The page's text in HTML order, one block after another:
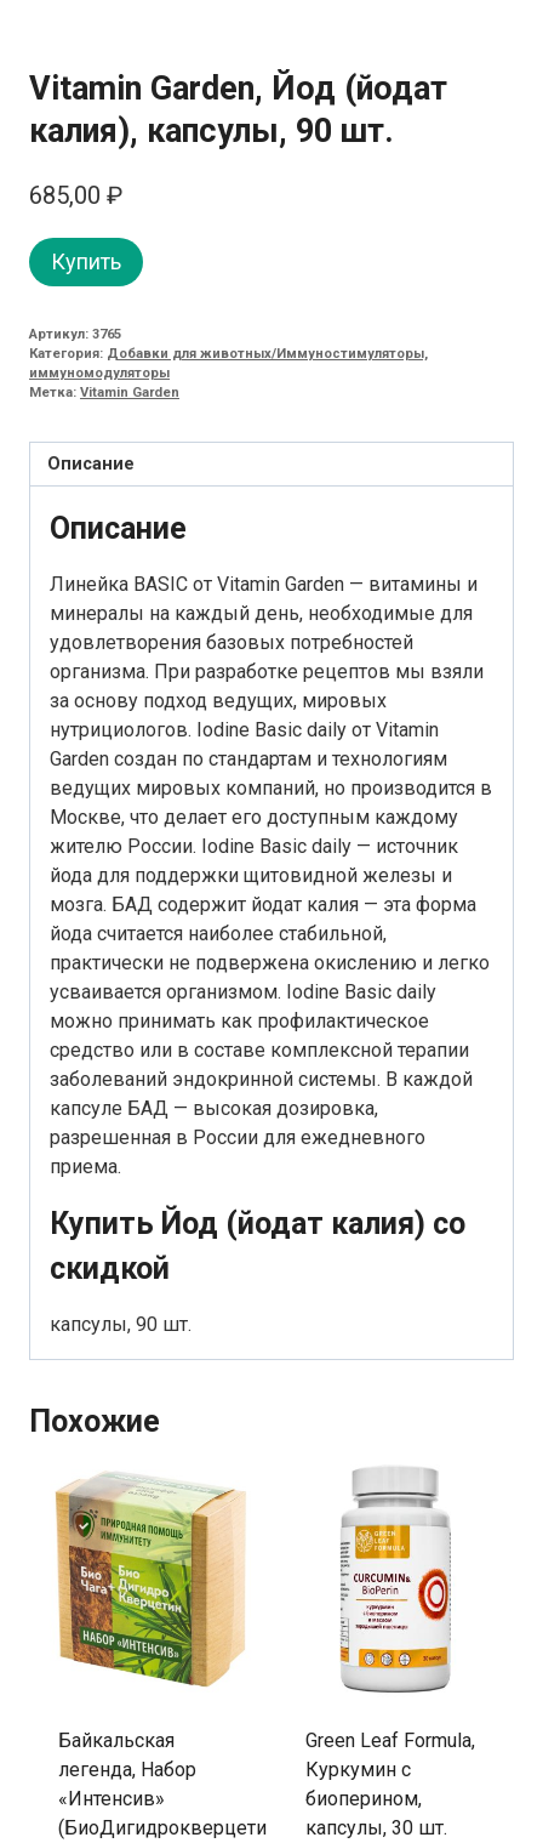
Vitamin Garden, Йод (йодат
калия), капсулы, 90 шт.
685,00 ₽
Купить
Артикул: 3765
Категория: Добавки для животных/Иммуностимуляторы,
иммуномодуляторы
Метка: Vitamin Garden
Описание
Описание
Линейка BASIC от Vitamin Garden — витамины и
минералы на каждый день, необходимые для
удовлетворения базовых потребностей
организма. При разработке рецептов мы взяли
за основу подход ведущих, мировых
нутрициологов. Iodine Basic daily от Vitamin
Garden создан по стандартам и технологиям
ведущих мировых компаний, но производится в
Москве, что делает его доступным каждому
жителю России. Iodine Basic daily — источник
йода для поддержки щитовидной железы и
мозга. БАД содержит йодат калия — эта форма
йода считается наиболее стабильной,
практически не подвержена окислению и легко
усваивается организмом. Iodine Basic daily
можно принимать как профилактическое
средство или в составе комплексной терапии
заболеваний эндокринной системы. В каждой
капсуле БАД — высокая дозировка,
разрешенная в России для ежедневного
приема.
Купить Йод (йодат калия) со
скидкой
капсулы, 90 шт.
Похожие
Байкальская
легенда, Набор
«Интенсив»
(БиоДигидрокверцетин
Green Leaf Formula,
Куркумин с
биоперином,
капсулы, 30 шт.